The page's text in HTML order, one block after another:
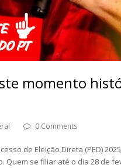
momento
0 Comments
de Eleição Direta (PED)
Quem se filiar até o dia 28 de